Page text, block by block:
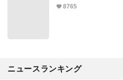
8765
ニュースランキング